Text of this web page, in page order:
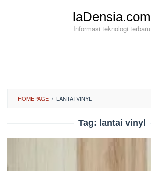
laDensia.com
Informasi teknologi terbaru
HOMEPAGE / LANTAI VINYL
Tag: lantai vinyl